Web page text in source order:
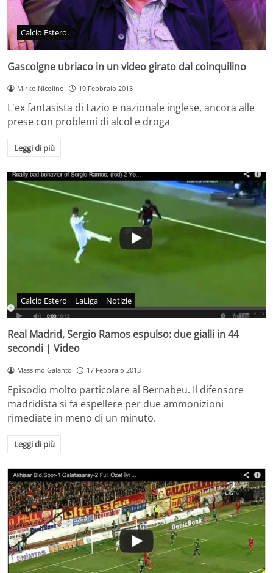
Calcio Estero
Gascoigne ubriaco in un video girato dal coinquilino
Mirko Nicolino 19 Febbraio 2013
L'ex fantasista di Lazio e nazionale inglese, ancora alle
prese con problemi di alcol e droga
Leggi di più
Calcio Estero LaLiga Notizie
Real Madrid, Sergio Ramos espulso: due gialli in 44
secondi | Video
Massimo Galanto 17 Febbraio 2013
Episodio molto particolare al Bernabeu. Il difensore
madridista si fa espellere per due ammonizioni
rimediate in meno di un minuto.
Leggi di più